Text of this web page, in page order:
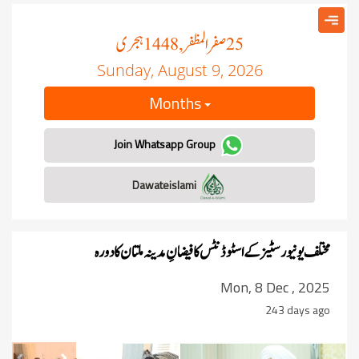
25صفر المظفر, 1448 ہجری
Sunday, August 9, 2026
Months
Join Whatsapp Group
مختلف یونیورسٹیز کے اسٹوڈنٹس کا فیضانِ مدینہ ملتان کا دورہ
Mon, 8 Dec , 2025
243 days ago
Next